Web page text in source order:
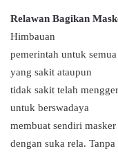
Relawan Bagikan
Himbauan
pemerintah untuk
yang sakit ataupun
tidak sakit telah
untuk berswadaya
membuat sendiri
dengan suka rela. Tanpa